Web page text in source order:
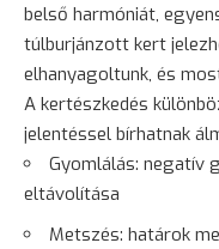
belső harmóniát,
túlburjánzott kert
elhanyagoltunk, és
A kertészkedés
jelentéssel bírhatnak
Gyomlálás: negatív
eltávolítása
Metszés: határok